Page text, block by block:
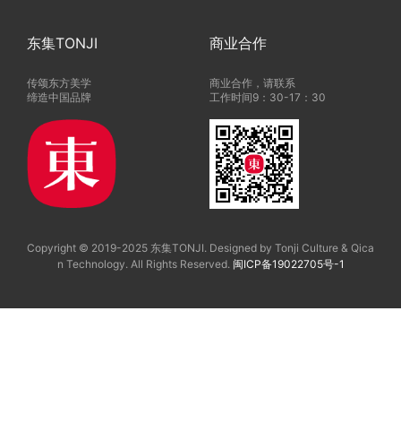
东集TONJI
传颂东方美学
缔造中国品牌
商业合作
商业合作，请联系
工作时间9：30-17：30
Copyright © 2019-2025 东集TONJI. Designed by Tonji Culture & Qica
n Technology. All Rights Reserved. 闽ICP备19022705号-1